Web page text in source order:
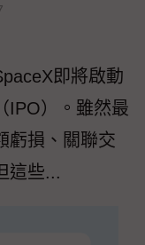
即將啟動
IPO）。雖然最
虧損、關聯交
這些...